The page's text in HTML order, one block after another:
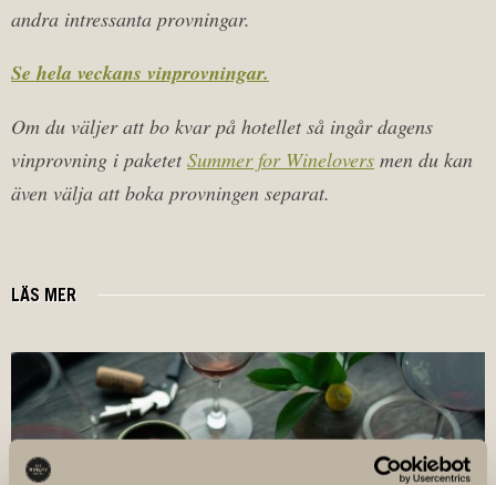
andra intressanta provningar.
Se hela veckans vinprovningar.
Om du väljer att bo kvar på hotellet så ingår dagens
vinprovning i paketetSummer for Winelovers men du kan
även välja att boka provningen separat.
LÄS MER